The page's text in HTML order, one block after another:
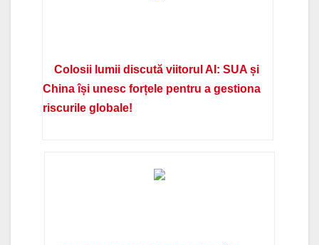
Colosii lumii discută viitorul AI: SUA și
China își unesc forțele pentru a gestiona
riscurile globale!